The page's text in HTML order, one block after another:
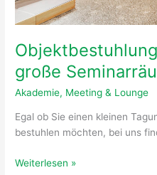
große
Akademie, Meeting & Lounge
Egal ob Sie einen kleinen
bestuhlen möchten, bei uns
Weiterlesen »